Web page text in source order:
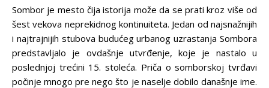
Sombor je mesto čija istorija može da se prati kroz više od
šest vekova neprekidnog kontinuiteta. Jedan od najsnažnijih
i najtrajnijih stubova budućeg urbanog uzrastanja Sombora
predstavljalo je ovdašnje utvrđenje, koje je nastalo u
poslednjoj trećini 15. stoleća. Priča o somborskoj tvrđavi
počinje mnogo pre nego što je naselje dobilo današnje ime.